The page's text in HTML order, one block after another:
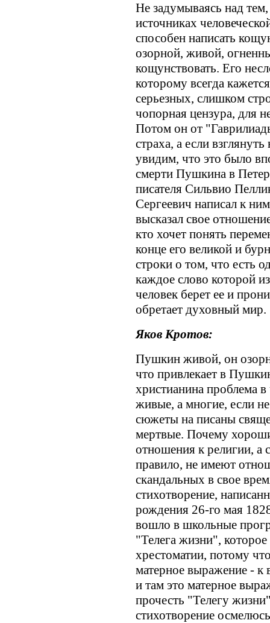
Не задумываясь над
источниках
способен написать
озорной, живой,
кощунствовать. Его
которому всегда
серьезных, слишком
чопорная цензура, для
Потом он от
страха, а если
увидим, что это было
смерти Пушкина в
писателя Сильвио
Сергеевич написал к
высказал свое
кто хочет понять
конце его великой и
строки о том, что есть
каждое слово которой
человек берет ее и
обретает духовный мир.
Яков Кротов:
Пушкин живой, он
что привлекает в
христианина проблема
живые, а многие, если не
сюжеты на писаны
мертвые. Почему
отношения к религии, а
правило, не имеют
скандальных в свое
стихотворение,
рождения 26-го мая
вошло в школьные
"Телега жизни",
хрестоматии, потому
матерное выражение - к
и там это матерное
прочесть "Телегу
стихотворение